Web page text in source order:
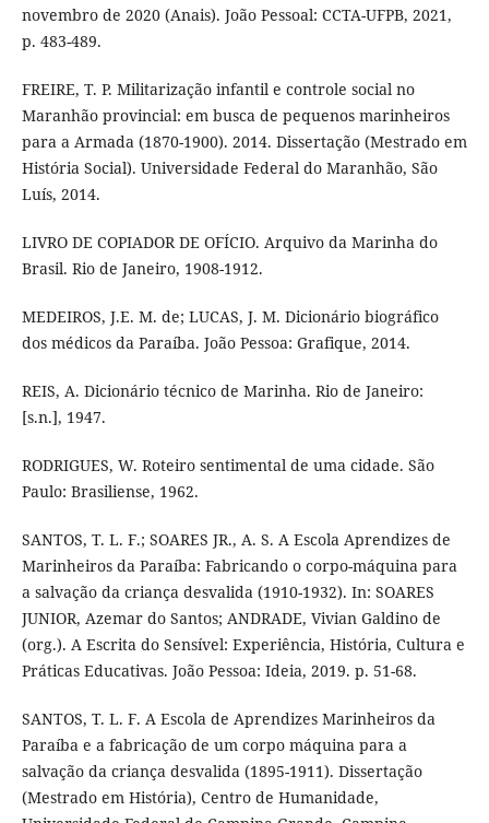
novembro de 2020 (Anais). João Pessoal: CCTA-UFPB, 2021,
p. 483-489.
FREIRE, T. P. Militarização infantil e controle social no
Maranhão provincial: em busca de pequenos marinheiros
para a Armada (1870-1900). 2014. Dissertação (Mestrado em
História Social). Universidade Federal do Maranhão, São
Luís, 2014.
LIVRO DE COPIADOR DE OFÍCIO. Arquivo da Marinha do
Brasil. Rio de Janeiro, 1908-1912.
MEDEIROS, J.E. M. de; LUCAS, J. M. Dicionário biográfico
dos médicos da Paraíba. João Pessoa: Grafique, 2014.
REIS, A. Dicionário técnico de Marinha. Rio de Janeiro:
[s.n.], 1947.
RODRIGUES, W. Roteiro sentimental de uma cidade. São
Paulo: Brasiliense, 1962.
SANTOS, T. L. F.; SOARES JR., A. S. A Escola Aprendizes de
Marinheiros da Paraíba: Fabricando o corpo-máquina para
a salvação da criança desvalida (1910-1932). In: SOARES
JUNIOR, Azemar do Santos; ANDRADE, Vivian Galdino de
(org.). A Escrita do Sensível: Experiência, História, Cultura e
Práticas Educativas. João Pessoa: Ideia, 2019. p. 51-68.
SANTOS, T. L. F. A Escola de Aprendizes Marinheiros da
Paraíba e a fabricação de um corpo máquina para a
salvação da criança desvalida (1895-1911). Dissertação
(Mestrado em História), Centro de Humanidade,